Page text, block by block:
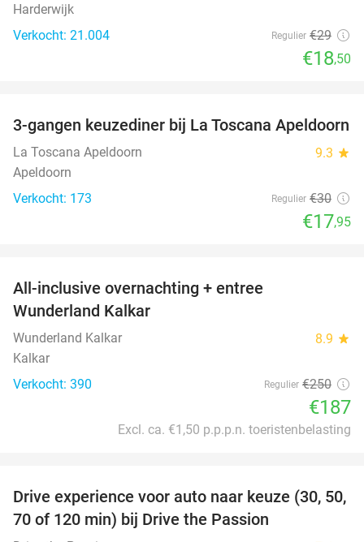
Harderwijk
Verkocht: 21.004
Regulier €29
€18,50
40%
3-gangen keuzediner bij La Toscana Apeldoorn
La Toscana Apeldoorn 9.3 star
Apeldoorn
Verkocht: 173
Regulier €30
€17,95
All-inclusive overnachting + entree
Wunderland Kalkar
Wunderland Kalkar 8.9 star
Kalkar
Verkocht: 390
Regulier €250
€187
Excl. ca. €1,50 p.p.p.n. toeristenbelasting
31%
Drive experience voor auto naar keuze (30, 50,
70 of 120 min) bij Drive the Passion